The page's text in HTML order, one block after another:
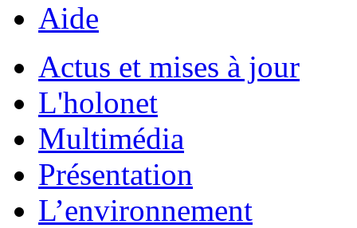
Aide
Actus et mises à jour
L'holonet
Multimédia
Présentation
L’environnement